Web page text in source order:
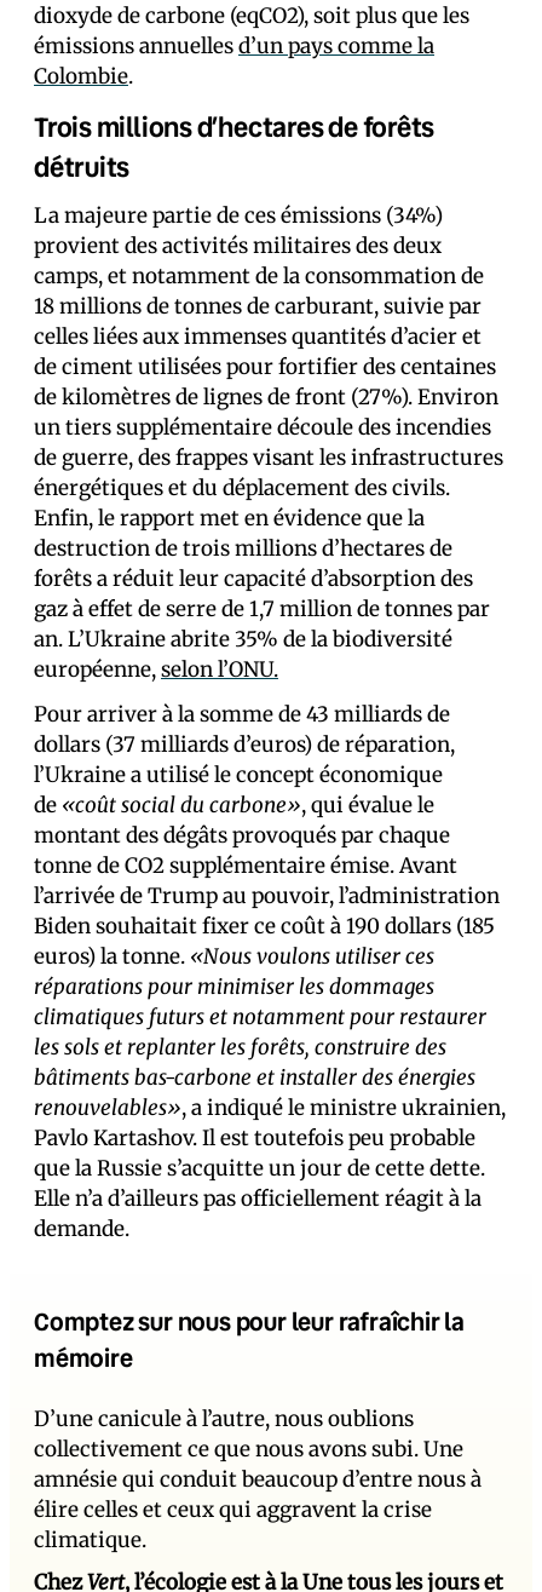
dioxyde de carbone (eqCO2), soit plus que les
émissions annuellesd’un pays comme la
Colombie.
Trois millions d’hectares de forêts
détruits
La majeure partie de ces émissions (34%)
provient des activités militaires des deux
camps, et notamment de la consommation de
18 millions de tonnes de carburant, suivie par
celles liées aux immenses quantités d’acier et
de ciment utilisées pour fortifier des centaines
de kilomètres de lignes de front (27%). Environ
un tiers supplémentaire découle des incendies
de guerre, des frappes visant les infrastructures
énergétiques et du déplacement des civils.
Enfin, le rapport met en évidence que la
destruction de trois millions d’hectares de
forêts a réduit leur capacité d’absorption des
gaz à effet de serre de 1,7 million de tonnes par
an. L’Ukraine abrite 35% de la biodiversité
européenne,selon l’ONU.
Pour arriver à la somme de 43 milliards de
dollars (37 milliards d’euros) de réparation,
l’Ukraine a utilisé le concept économique
de «coût social du carbone», qui évalue le
montant des dégâts provoqués par chaque
tonne de CO2 supplémentaire émise. Avant
l’arrivée de Trump au pouvoir, l’administration
Biden souhaitait fixer ce coût à 190 dollars (185
euros) la tonne. «Nous voulons utiliser ces
réparations pour minimiser les dommages
climatiques futurs et notamment pour restaurer
les sols et replanter les forêts, construire des
bâtiments bas-carbone et installer des énergies
renouvelables», a indiqué le ministre ukrainien,
Pavlo Kartashov. Il est toutefois peu probable
que la Russie s’acquitte un jour de cette dette.
Elle n’a d’ailleurs pas officiellement réagit à la
demande.
Comptez sur nous pour leur rafraîchir la
mémoire
D’une canicule à l’autre, nous oublions
collectivement ce que nous avons subi. Une
amnésie qui conduit beaucoup d’entre nous à
élire celles et ceux qui aggravent la crise
climatique.
ChezVert, l’écologie est à la Une tous les jours et